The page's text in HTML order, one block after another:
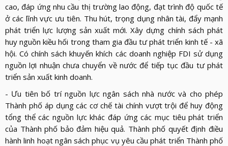
cao, đáp ứng nhu cầu thị trường lao động, đạt trình độ quốc tế
ở các lĩnh vực ưu tiên. Thu hút, trọng dụng nhân tài, đẩy mạnh
phát triển lực lượng sản xuất mới. Xây dựng chính sách phát
huy nguồn kiều hối trong tham gia đầu tư phát triển kinh tế - xã
hội. Có chính sách khuyến khích các doanh nghiệp FDI sử dụng
nguồn lợi nhuận chưa chuyển về nước để tiếp tục đầu tư phát
triển sản xuất kinh doanh.
- Ưu tiên bố trí nguồn lực ngân sách nhà nước và cho phép
Thành phố áp dụng các cơ chế tài chính vượt trội để huy động
tổng thể các nguồn lực khác đáp ứng các mục tiêu phát triển
của Thành phố bảo đảm hiệu quả. Thành phố quyết định điều
hành linh hoạt ngân sách phục vụ yêu cầu phát triển Thành phố